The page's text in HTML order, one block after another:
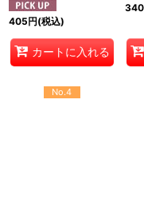
405円(税込)
カートに入れる
340
No.4